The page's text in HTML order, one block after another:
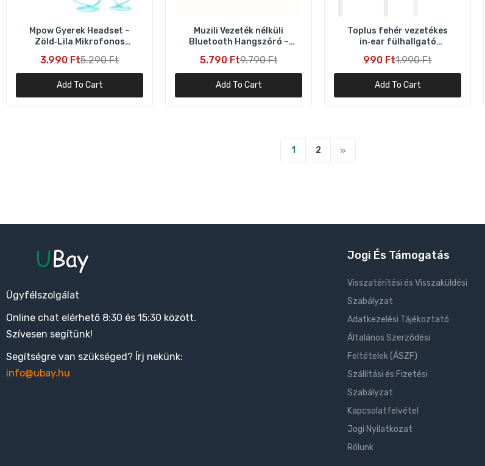
Mpow Gyerek Headset –
Zöld‑Lila Mikrofonos
3.990 Ft5.290 Ft
Add To Cart
Muzili Vezeték nélküli
Bluetooth Hangszóró –
5.790 Ft9.790 Ft
Add To Cart
Toplus fehér vezetékes
in‑ear fülhallgató
okostelefonokhoz
990 Ft1.990 Ft
Add To Cart
1 2
Ügyfélszolgálat
Online chat elérhető 8:30 és 15:30 között.
Szívesen segítünk!
Segítségre van szükséged? Írj nekünk:
info@ubay.hu
Jogi És Támogatás
Visszatérítési és Visszaküldési
Szabályzat
Adatkezelési Tájékoztató
Általános Szerződési
Feltételek (ÁSZF)
Szállítási és Fizetési
Szabályzat
Kapcsolatfelvétel
Jogi Nyilatkozat
Rólunk